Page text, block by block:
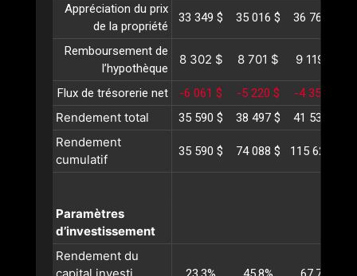
Appréciation du prix
de la propriété
33 349 $ 35 016 $ 36 767 $
Remboursement de
l’hypothèque
8 302 $ 8 701 $ 9 119 $
Flux de trésorerie net -6 061 $ -5 220 $ -4 353 $
Rendement total 35 590 $ 38 497 $ 41 533 $
Rendement
cumulatif
35 590 $ 74 088 $ 115 621 $
Paramètres
d’investissement
Rendement du